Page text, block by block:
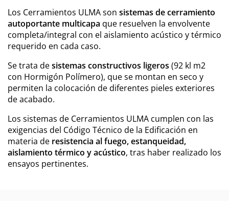
Los Cerramientos ULMA son sistemas de cerramiento
autoportante multicapa que resuelven la envolvente
completa/integral con el aislamiento acústico y térmico
requerido en cada caso.
Se trata desistemas constructivos ligeros (92 kl m2
con Hormigón Polímero), que se montan en seco y
permiten la colocación de diferentes pieles exteriores
de acabado.
Los sistemas de Cerramientos ULMA cumplen con las
exigencias del Código Técnico de la Edificación en
materia de resistencia al fuego, estanqueidad,
aislamiento térmico y acústico, tras haber realizado los
ensayos pertinentes.